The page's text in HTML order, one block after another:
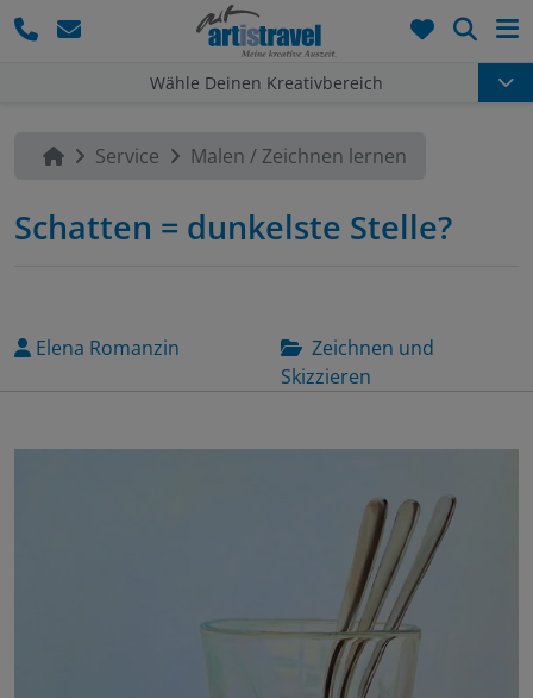
Wähle Deinen Kreativbereich
Service Malen / Zeichnen lernen
Schatten = dunkelste Stelle?
Elena Romanzin
Zeichnen und
Skizzieren